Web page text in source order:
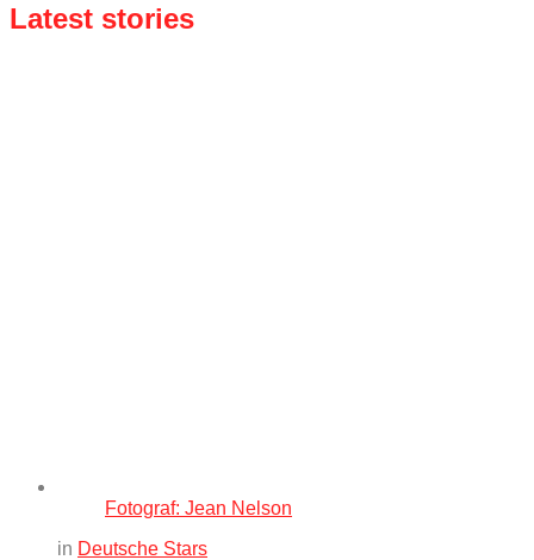
Latest stories
Fotograf: Jean Nelson
in Deutsche Stars